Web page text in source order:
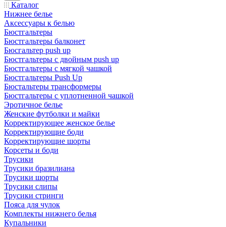
Каталог
Нижнее белье
Аксессуары к белью
Бюстгальтеры
Бюстгальтеры балконет
Бюсгальтер push up
Бюстгальтеры с двойным push up
Бюстгальтеры с мягкой чашкой
Бюстгальтеры Push Up
Бюстальтеры трансформеры
Бюстгальтеры с уплотненной чашкой
Эротичное белье
Женские футболки и майки
Корректирующее женское белье
Корректирующие боди
Корректирующие шорты
Корсеты и боди
Трусики
Трусики бразилиана
Трусики шорты
Трусики слипы
Трусики стринги
Пояса для чулок
Комплекты нижнего белья
Купальники